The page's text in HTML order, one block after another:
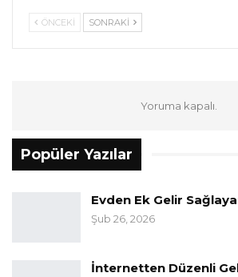
ÖNCEKI SONRAKI
Yoruma kapalı.
Popüler Yazılar
Evden Ek Gelir
Şub 26, 2026
İnternetten Düzenli